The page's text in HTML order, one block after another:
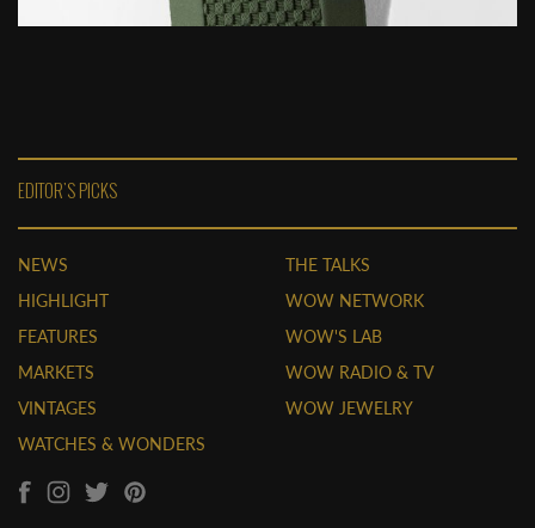
EDITOR'S PICKS
NEWS
HIGHLIGHT
FEATURES
MARKETS
VINTAGES
WATCHES & WONDERS
THE TALKS
WOW NETWORK
WOW'S LAB
WOW RADIO & TV
WOW JEWELRY